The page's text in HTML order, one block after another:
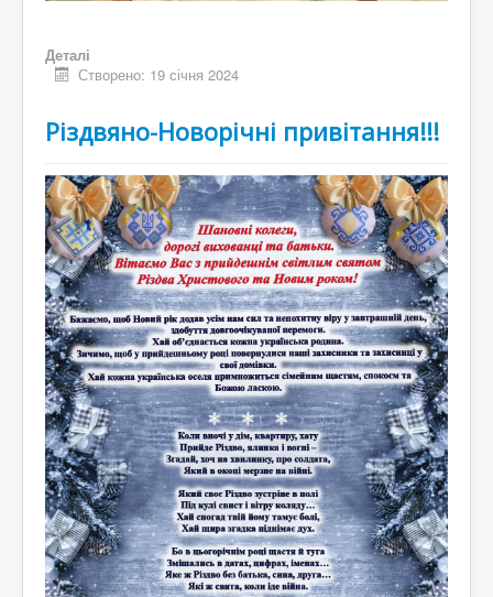
Деталі
Створено: 19 січня 2024
Різдвяно-Новорічні привітання!!!